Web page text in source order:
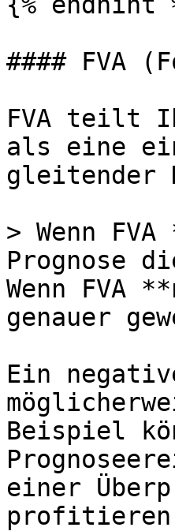
#### FVA
FVA teilt
als eine
gleitender
> Wenn
Prognose
Wenn
genauer
Ein
Beispiel
einer